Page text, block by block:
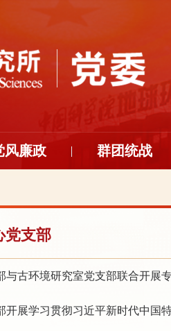
风廉政 群团统战
党支部
与古环境研究室党支部联合开展
开展学习贯彻习近平新时代中国